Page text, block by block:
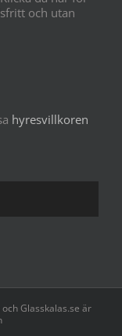
och utan
hyresvillkoren
Glasskalas.se är